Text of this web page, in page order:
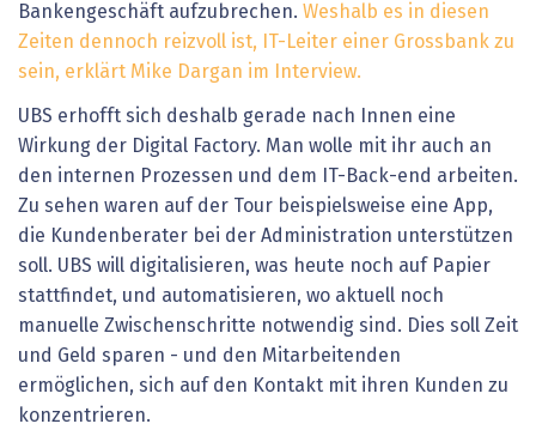
Bankengeschäft aufzubrechen. Weshalb es in diesen
Zeiten dennoch reizvoll ist, IT-Leiter einer Grossbank zu
sein, erklärt Mike Dargan im Interview.
UBS erhofft sich deshalb gerade nach Innen eine
Wirkung der Digital Factory. Man wolle mit ihr auch an
den internen Prozessen und dem IT-Back-end arbeiten.
Zu sehen waren auf der Tour beispielsweise eine App,
die Kundenberater bei der Administration unterstützen
soll. UBS will digitalisieren, was heute noch auf Papier
stattfindet, und automatisieren, wo aktuell noch
manuelle Zwischenschritte notwendig sind. Dies soll Zeit
und Geld sparen - und den Mitarbeitenden
ermöglichen, sich auf den Kontakt mit ihren Kunden zu
konzentrieren.